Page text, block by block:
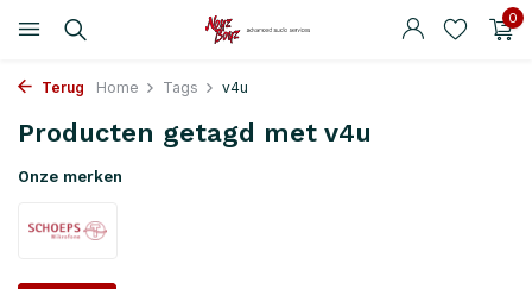
0
Terug Home Tags v4u
Producten getagd met v4u
Onze merken